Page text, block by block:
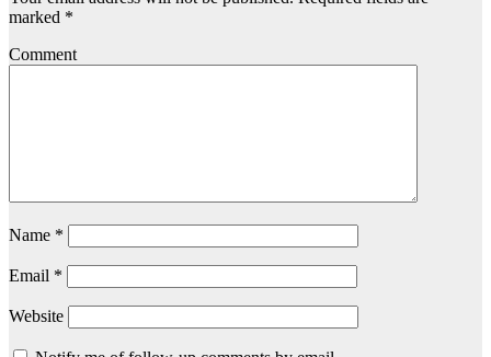
marked *
Comment
Name *
Email *
Website